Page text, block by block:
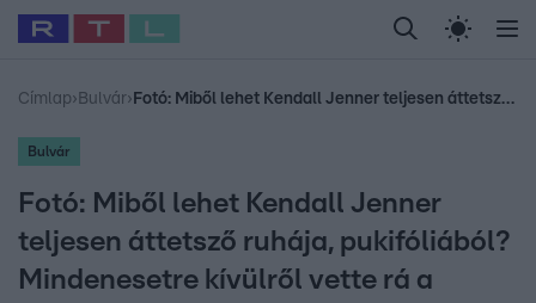
Legfrissebb RTL Híradó Randi Celeb vagyok,
Babits Marcella Most Wanted Gallusz
Címlap› Bulvár› Fotó: Miből lehet Kendall Jenner teljesen áttetsző ruhája, pukifóliából? Mindenesetre kívülről vette rá a bugyit
Bulvár
Fotó: Miből lehet Kendall Jenner
teljesen áttetsző ruhája, pukifóliából?
Mindenesetre kívülről vette rá a